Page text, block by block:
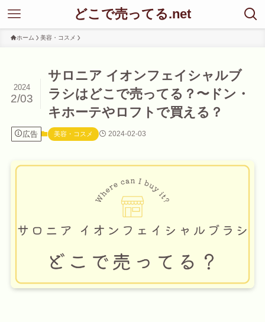
どこで売ってる.net
ホーム 美容・コスメ
サロニア イオンフェイシャルブ
ラシはどこで売ってる？〜ドン・
キホーテやロフトで買える？
2024
2/03
広告 美容・コスメ 2024-02-03